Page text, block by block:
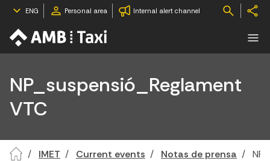
ENG Personal area Internal alert channel
NP_suspensió_Reglament
VTC
IMET Current events Notas de prensa